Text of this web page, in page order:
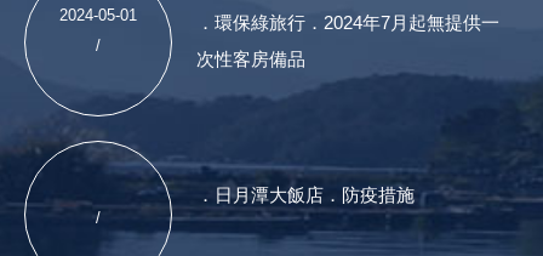
2024-05-01
/
．環保綠旅行．2024年7月起無提供一
次性客房備品
/
．日月潭大飯店．防疫措施